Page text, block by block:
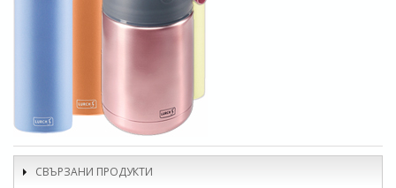
СВЪРЗАНИ ПРОДУКТИ